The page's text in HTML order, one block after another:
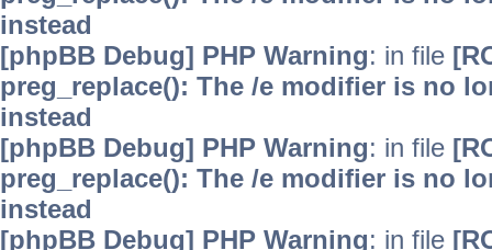
instead
[phpBB Debug] PHP Warning: in file
preg_replace(): The /e modifier is no
instead
[phpBB Debug] PHP Warning: in file
preg_replace(): The /e modifier is no
instead
[phpBB Debug] PHP Warning: in file